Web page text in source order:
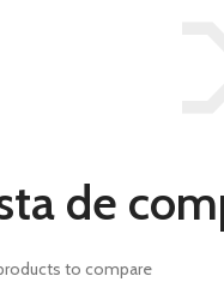
de
to compare